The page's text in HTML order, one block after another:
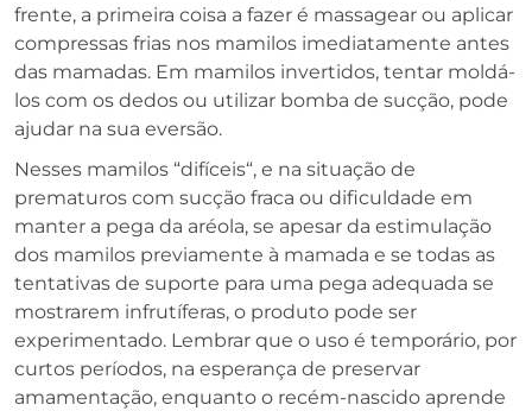
frente, a primeira coisa a fazer é massagear ou aplicar
compressas frias nos mamilos imediatamente antes
das mamadas. Em mamilos invertidos, tentar moldá-
los com os dedos ou utilizar bomba de sucção, pode
ajudar na sua eversão.
Nesses mamilos “difíceis“, e na situação de
prematuros com sucção fraca ou dificuldade em
manter a pega da aréola, se apesar da estimulação
dos mamilos previamente à mamada e se todas as
tentativas de suporte para uma pega adequada se
mostrarem infrutíferas, o produto pode ser
experimentado. Lembrar que o uso é temporário, por
curtos períodos, na esperança de preservar
amamentação, enquanto o recém-nascido aprende